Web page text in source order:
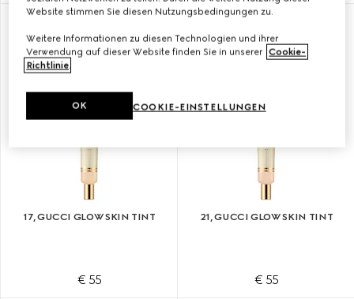
17, GUCCI GLOW SKIN TINT
€ 55
21, GUCCI GLOW SKIN TINT
€ 55
Website stimmen Sie diesen Nutzungsbedingungen zu.
Weitere Informationen zu diesen Technologien und ihrer
Verwendung auf dieser Website finden Sie in unserer Cookie-
Richtlinie.
COOKIE-EINSTELLUNGEN
OK